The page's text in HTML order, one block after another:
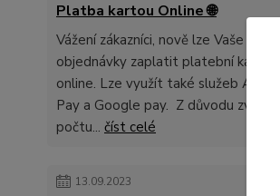
Platba kartou Online 🌐
Vážení zákazníci, nově lze Vaše
objednávky zaplatit platební kartou
online. Lze využít také služeb Apple
Pay a Google pay. Z důvodu zvyšení
počtu... číst celé
13.09.2023